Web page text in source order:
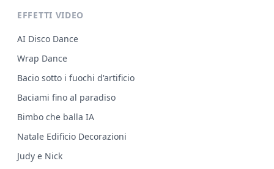
EFFETTI VIDEO
AI Disco Dance
Wrap Dance
Bacio sotto i fuochi d'artificio
Baciami fino al paradiso
Bimbo che balla IA
Natale Edificio Decorazioni
Judy e Nick